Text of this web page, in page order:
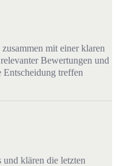
mit einer klaren
Bewertungen und
Entscheidung treffen
und klären die letzten